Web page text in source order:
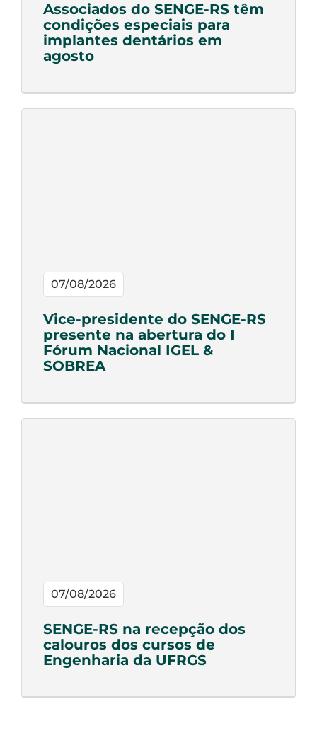
Associados do SENGE-RS têm
condições especiais para
implantes dentários em
agosto
07/08/2026
Vice-presidente do SENGE-RS
presente na abertura do I
Fórum Nacional IGEL &
SOBREA
07/08/2026
SENGE-RS na recepção dos
calouros dos cursos de
Engenharia da UFRGS